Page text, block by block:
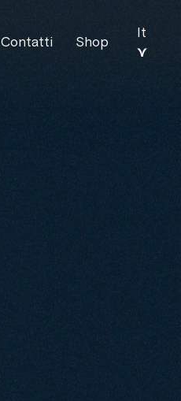
Contatti Shop
It
⋎